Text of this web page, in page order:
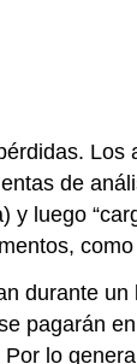
de
luego
durante
pagarán
lo